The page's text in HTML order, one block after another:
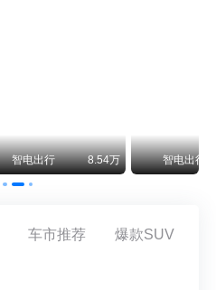
智电出行 8.54万 智电出行
车市推荐 爆款SUV